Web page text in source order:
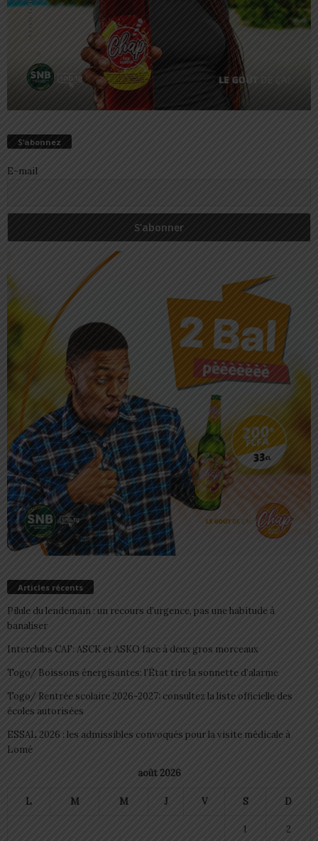
S’abonnez
E-mail
Articles récents
Pilule du lendemain : un recours d’urgence, pas une habitude à
banaliser
Interclubs CAF: ASCK et ASKO face à deux gros morceaux
Togo/ Boissons énergisantes: l’État tire la sonnette d’alarme
Togo/ Rentrée scolaire 2026-2027: consultez la liste officielle des
écoles autorisées
ESSAL 2026 : les admissibles convoqués pour la visite médicale à
Lomé
août 2026
L M M J V S D
1 2